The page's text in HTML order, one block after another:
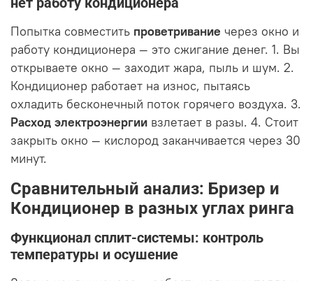
Попытка совместить проветривание через окно и
работу кондиционера — это сжигание денег. 1. Вы
открываете окно — заходит жара, пыль и шум. 2.
Кондиционер работает на износ, пытаясь
охладить бесконечный поток горячего воздуха. 3.
Расход электроэнергии взлетает в разы. 4. Стоит
закрыть окно — кислород заканчивается через 30
минут.
Сравнительный анализ: Бризер и
Кондиционер в разных углах ринга
Функционал сплит-системы: контроль
температуры и осушение